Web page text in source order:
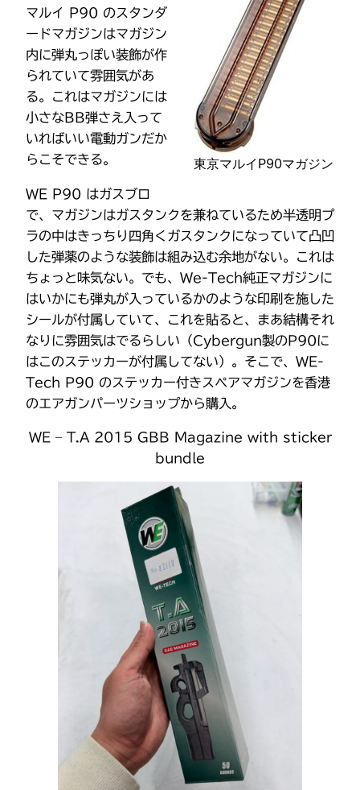
東京マルイP90マガジン
マルイ P90 のスタンダ
ードマガジンはマガジン
内に弾丸っぽい装飾が作
られていて雰囲気があ
る。これはマガジンには
小さなBB弾さえ入って
いればいい電動ガンだか
らこそできる。
WE P90 はガスブロ
で、マガジンはガスタンクを兼ねているため半透明プ
ラの中はきっちり四角くガスタンクになっていて凸凹
した弾薬のような装飾は組み込む余地がない。これは
ちょっと味気ない。でも、We-Tech純正マガジンに
はいかにも弾丸が入っているかのような印刷を施した
シールが付属していて、これを貼ると、まあ結構それ
なりに雰囲気はでるらしい（Cybergun製のP90に
はこのステッカーが付属してない）。そこで、WE-
Tech P90 のステッカー付きスペアマガジンを香港
のエアガンパーツショップから購入。
WE – T.A 2015 GBB Magazine with sticker
bundle